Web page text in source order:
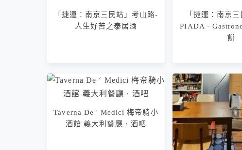
「捷運：南京三民站」考山路-
人生好苦之泰居酒
「捷運：南京
PIADA -
餅
Taverna De ' Medici 梅帝騎小
酒館 義大利餐廳 · 酒吧